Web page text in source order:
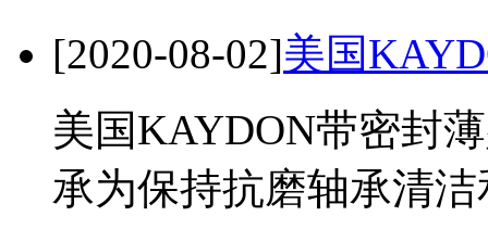
[2020-08-02]美国
美国KAYDON带密封
承为保持抗磨轴承清